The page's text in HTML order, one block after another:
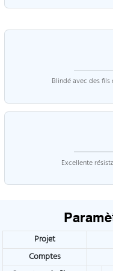
Blindé avec des
Excellente
Projet
Comptes